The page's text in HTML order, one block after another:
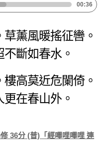
00:36
薰風暖搖征轡。
不斷如春水。
高莫近危闌倚。
在春山外。
36分 (普)「經嗶哩嗶哩 連